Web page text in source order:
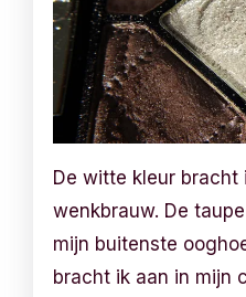
De witte kleur bracht
wenkbrauw. De
mijn buitenste
bracht ik aan in mijn